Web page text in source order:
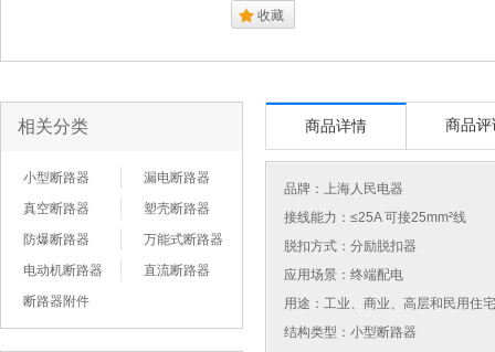
. 收藏
相关分类
小型断路器
漏电断路器
真空断路器
塑壳断路器
防爆断路器
万能式断路器
电动机断路器
直流断路器
断路器附件
商品详情 商品评
品牌： 上海人民电器
接线能力：≤25A 可接25mm²线
脱扣方式：分励脱扣器
应用场景：终端配电
用途：工业、商业、高层和民用住
结构类型：小型断路器